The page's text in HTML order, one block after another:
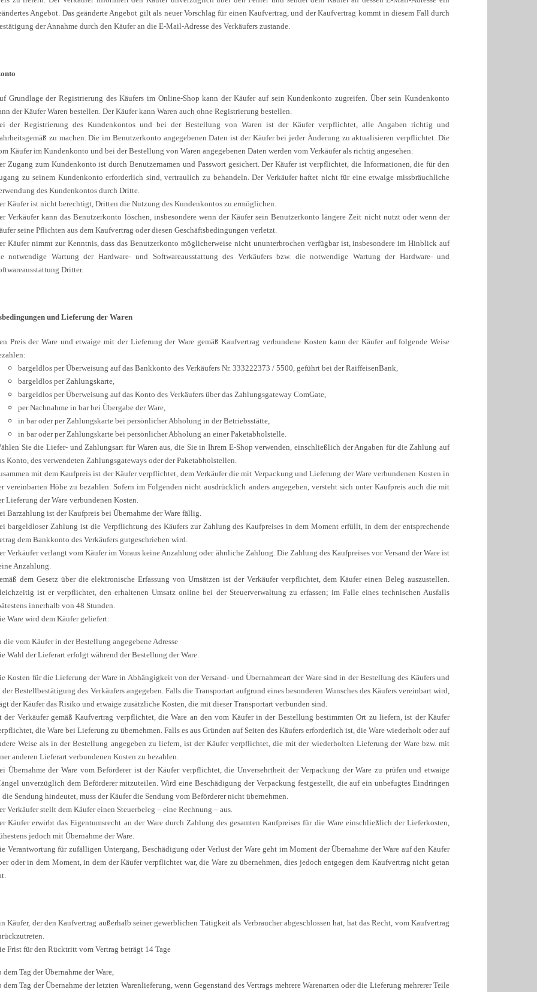
Angebot. Das geänderte Angebot gilt als neuer Vorschlag für einen Kaufvertrag, und der Kaufvertrag kommt in diesem Fall durch
der Annahme durch den Käufer an die E-Mail-Adresse des Verkäufers zustande.
Grundlage der Registrierung des Käufers im Online-Shop kann der Käufer auf sein Kundenkonto zugreifen. Über sein Kundenkonto
der Käufer Waren bestellen. Der Käufer kann Waren auch ohne Registrierung bestellen.
der Registrierung des Kundenkontos und bei der Bestellung von Waren ist der Käufer verpflichtet, alle Angaben richtig und
zu machen. Die im Benutzerkonto angegebenen Daten ist der Käufer bei jeder Änderung zu aktualisieren verpflichtet. Die
Käufer im Kundenkonto und bei der Bestellung von Waren angegebenen Daten werden vom Verkäufer als richtig angesehen.
Zugang zum Kundenkonto ist durch Benutzernamen und Passwort gesichert. Der Käufer ist verpflichtet, die Informationen, die für den
zu seinem Kundenkonto erforderlich sind, vertraulich zu behandeln. Der Verkäufer haftet nicht für eine etwaige missbräuchliche
des Kundenkontos durch Dritte.
Käufer ist nicht berechtigt, Dritten die Nutzung des Kundenkontos zu ermöglichen.
Verkäufer kann das Benutzerkonto löschen, insbesondere wenn der Käufer sein Benutzerkonto längere Zeit nicht nutzt oder wenn der
seine Pflichten aus dem Kaufvertrag oder diesen Geschäftsbedingungen verletzt.
Käufer nimmt zur Kenntnis, dass das Benutzerkonto möglicherweise nicht ununterbrochen verfügbar ist, insbesondere im Hinblick auf
notwendige Wartung der Hardware- und Softwareausstattung des Verkäufers bzw. die notwendige Wartung der Hardware- und
Dritter.
und Lieferung der Waren
Preis der Ware und etwaige mit der Lieferung der Ware gemäß Kaufvertrag verbundene Kosten kann der Käufer auf folgende Weise
bargeldlos per Überweisung auf das Bankkonto des Verkäufers Nr. 333222373 / 5500, geführt bei der RaiffeisenBank,
bargeldlos per Zahlungskarte,
bargeldlos per Überweisung auf das Konto des Verkäufers über das Zahlungsgateway ComGate,
per Nachnahme in bar bei Übergabe der Ware,
in bar oder per Zahlungskarte bei persönlicher Abholung in der Betriebsstätte,
in bar oder per Zahlungskarte bei persönlicher Abholung an einer Paketabholstelle.
Sie die Liefer- und Zahlungsart für Waren aus, die Sie in Ihrem E-Shop verwenden, einschließlich der Angaben für die Zahlung auf
Konto, des verwendeten Zahlungsgateways oder der Paketabholstellen.
mit dem Kaufpreis ist der Käufer verpflichtet, dem Verkäufer die mit Verpackung und Lieferung der Ware verbundenen Kosten in
vereinbarten Höhe zu bezahlen. Sofern im Folgenden nicht ausdrücklich anders angegeben, versteht sich unter Kaufpreis auch die mit
Lieferung der Ware verbundenen Kosten.
Barzahlung ist der Kaufpreis bei Übernahme der Ware fällig.
bargeldloser Zahlung ist die Verpflichtung des Käufers zur Zahlung des Kaufpreises in dem Moment erfüllt, in dem der entsprechende
dem Bankkonto des Verkäufers gutgeschrieben wird.
Verkäufer verlangt vom Käufer im Voraus keine Anzahlung oder ähnliche Zahlung. Die Zahlung des Kaufpreises vor Versand der Ware ist
Anzahlung.
dem Gesetz über die elektronische Erfassung von Umsätzen ist der Verkäufer verpflichtet, dem Käufer einen Beleg auszustellen.
ist er verpflichtet, den erhaltenen Umsatz online bei der Steuerverwaltung zu erfassen; im Falle eines technischen Ausfalls
innerhalb von 48 Stunden.
Ware wird dem Käufer geliefert:
die vom Käufer in der Bestellung angegebene Adresse
Wahl der Lieferart erfolgt während der Bestellung der Ware.
Kosten für die Lieferung der Ware in Abhängigkeit von der Versand- und Übernahmeart der Ware sind in der Bestellung des Käufers und
der Bestellbestätigung des Verkäufers angegeben. Falls die Transportart aufgrund eines besonderen Wunsches des Käufers vereinbart wird,
der Käufer das Risiko und etwaige zusätzliche Kosten, die mit dieser Transportart verbunden sind.
der Verkäufer gemäß Kaufvertrag verpflichtet, die Ware an den vom Käufer in der Bestellung bestimmten Ort zu liefern, ist der Käufer
die Ware bei Lieferung zu übernehmen. Falls es aus Gründen auf Seiten des Käufers erforderlich ist, die Ware wiederholt oder auf
Weise als in der Bestellung angegeben zu liefern, ist der Käufer verpflichtet, die mit der wiederholten Lieferung der Ware bzw. mit
anderen Lieferart verbundenen Kosten zu bezahlen.
Übernahme der Ware vom Beförderer ist der Käufer verpflichtet, die Unversehrtheit der Verpackung der Ware zu prüfen und etwaige
unverzüglich dem Beförderer mitzuteilen. Wird eine Beschädigung der Verpackung festgestellt, die auf ein unbefugtes Eindringen
die Sendung hindeutet, muss der Käufer die Sendung vom Beförderer nicht übernehmen.
Verkäufer stellt dem Käufer einen Steuerbeleg – eine Rechnung – aus.
Käufer erwirbt das Eigentumsrecht an der Ware durch Zahlung des gesamten Kaufpreises für die Ware einschließlich der Lieferkosten,
jedoch mit Übernahme der Ware.
Verantwortung für zufälligen Untergang, Beschädigung oder Verlust der Ware geht im Moment der Übernahme der Ware auf den Käufer
oder in dem Moment, in dem der Käufer verpflichtet war, die Ware zu übernehmen, dies jedoch entgegen dem Kaufvertrag nicht getan
Käufer, der den Kaufvertrag außerhalb seiner gewerblichen Tätigkeit als Verbraucher abgeschlossen hat, hat das Recht, vom Kaufvertrag
Frist für den Rücktritt vom Vertrag beträgt 14 Tage
dem Tag der Übernahme der Ware,
dem Tag der Übernahme der letzten Warenlieferung, wenn Gegenstand des Vertrags mehrere Warenarten oder die Lieferung mehrerer Teile